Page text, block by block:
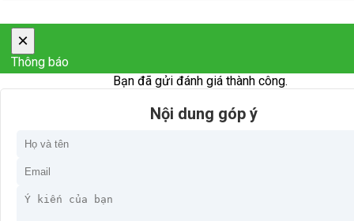
×
Thông báo
Bạn đã gửi đánh giá thành công.
Nội dung góp ý